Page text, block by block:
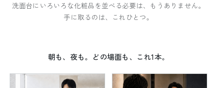
洗面台にいろいろな化粧品を並べる必要は、もうありません。
手に取るのは、これひとつ。
朝も、夜も。どの場面も、これ1本。